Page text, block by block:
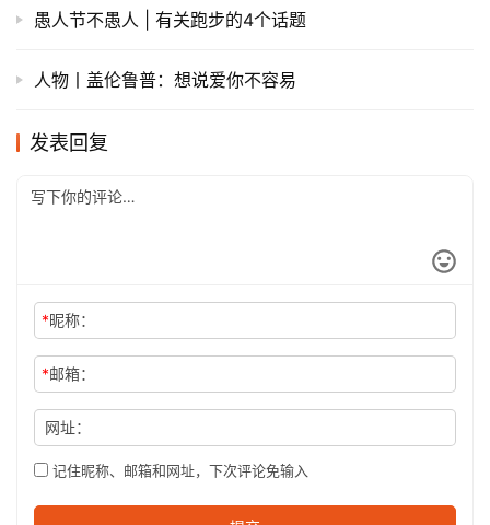
愚人节不愚人 | 有关跑步的4个话题
人物丨盖伦鲁普：想说爱你不容易
发表回复
*昵称：
*邮箱：
网址：
记住昵称、邮箱和网址，下次评论免输入